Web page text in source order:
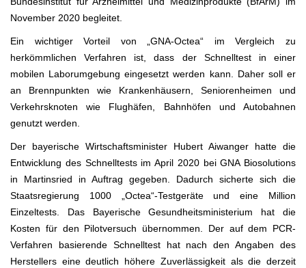
November 2020 begleitet.
Ein wichtiger Vorteil von „GNA-Octea“ im Vergleich zu
herkömmlichen Verfahren ist, dass der Schnelltest in einer
mobilen Laborumgebung eingesetzt werden kann. Daher soll er
an Brennpunkten wie Krankenhäusern, Seniorenheimen und
Verkehrsknoten wie Flughäfen, Bahnhöfen und Autobahnen
genutzt werden.
Der bayerische Wirtschaftsminister Hubert Aiwanger hatte die
Entwicklung des Schnelltests im April 2020 bei GNA Biosolutions
in Martinsried in Auftrag gegeben. Dadurch sicherte sich die
Staatsregierung 1000 „Octea“-Testgeräte und eine Million
Einzeltests. Das Bayerische Gesundheitsministerium hat die
Kosten für den Pilotversuch übernommen. Der auf dem PCR-
Verfahren basierende Schnelltest hat nach den Angaben des
Herstellers eine deutlich höhere Zuverlässigkeit als die derzeit